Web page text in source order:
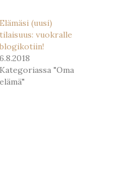
Elämäsi (uusi)
tilaisuus: vuokralle
blogikotiin!
6.8.2018
Kategoriassa "Oma
elämä"